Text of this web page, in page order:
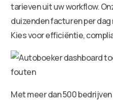
tarieven uit uw workflow.
duizenden facturen per
Kies voor efficiëntie,
Met meer dan 500